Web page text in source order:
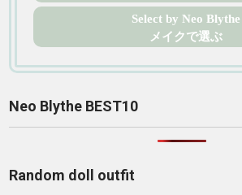
Select by Neo Blythe
メイクで選ぶ
Neo Blythe BEST10
Random doll outfit